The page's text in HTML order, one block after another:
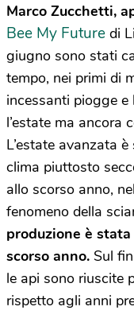
Marco Zucchetti,
Bee My Future di
giugno sono stati
tempo, nei primi di
incessanti piogge e
l’estate ma ancora
L’estate avanzata
clima piuttosto
allo scorso anno,
fenomeno della
produzione è
scorso anno. Sul
le api sono riuscite
rispetto agli anni